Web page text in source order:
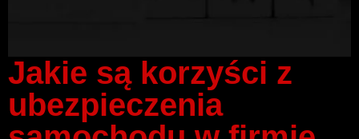
Jakie są korzyści z
ubezpieczenia